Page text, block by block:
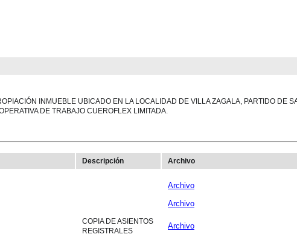
INMUEBLE UBICADO EN LA LOCALIDAD DE VILLA ZAGALA, PARTIDO DE
DE TRABAJO CUEROFLEX LIMITADA.
Descripción Archivo
Archivo
Archivo
COPIA DE ASIENTOS
REGISTRALES
Archivo